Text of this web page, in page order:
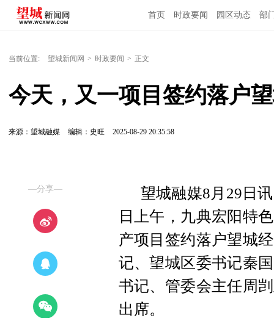
首页 时政要闻 园区动态 部
当前位置: 望城新闻网 > 时政要闻 > 正文
今天，又一项目签约落户
来源：望城融媒 编辑：史旺 2025-08-29 20:35:58
—分享—
望城融媒8月29日
日上午，九典宏阳特
产项目签约落户望城
记、望城区委书记秦
书记、管委会主任周
出席。